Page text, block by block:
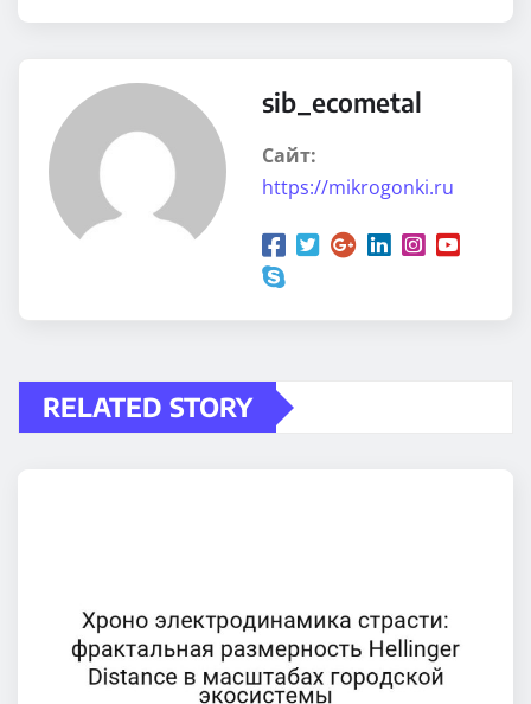
sib_ecometal
Сайт:
https://mikrogonki.ru
RELATED STORY